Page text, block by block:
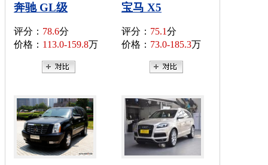
奔驰 GL级
评分： 78.6分
价格： 113.0-159.8万
宝马 X5
评分： 75.1分
价格： 73.0-185.3万